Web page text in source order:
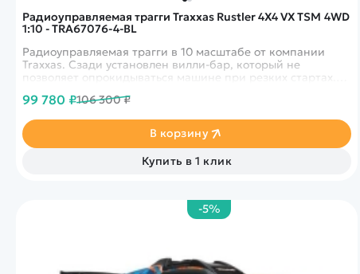
Радиоуправляемая трагги Traxxas Rustler 4X4 VX TSM 4WD
1:10 - TRA67076-4-BL
Радиоуправляемая трагги в 10 масштабе от компании
Traxxas. Сзади установлен вилли-бар, который не
позволяет опрокидываться машине при резких стартах.
бесколлекторному двигателю 3500 класса.
99 780 ₽106 300 ₽
В корзину
Купить в 1 клик
-5%